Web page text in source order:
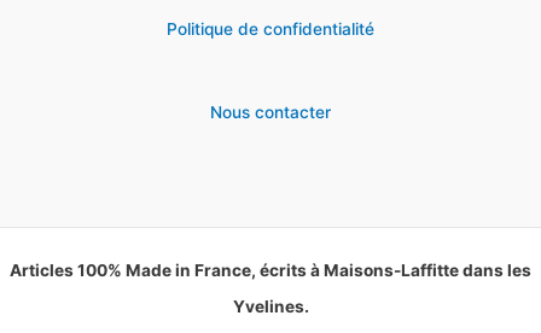
Politique de confidentialité
Nous contacter
Articles 100% Made in France, écrits à Maisons-Laffitte dans les
Yvelines.